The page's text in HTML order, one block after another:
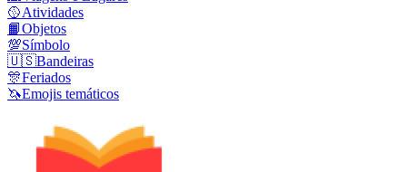
🥎Atividades
📙Objetos
💯Símbolo
🇺🇸Bandeiras
🎊Feriados
🦄Emojis temáticos